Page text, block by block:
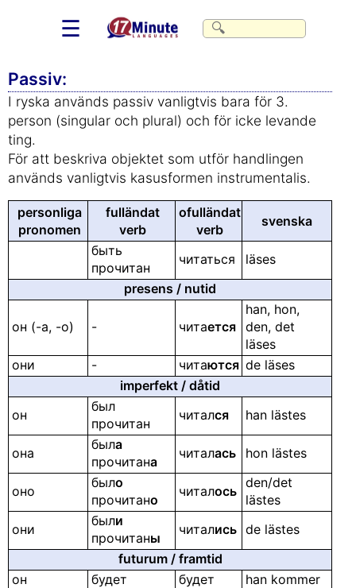
☰
Passiv:
I ryska används passiv vanligtvis bara för 3.
person (singular och plural) och för icke levande
ting.
För att beskriva objektet som utför handlingen
används vanligtvis kasusformen instrumentalis.
personliga
pronomen
fulländat
verb
ofulländat
verb
svenska
быть
прочитан
читаться
läses
presens / nutid
он (-а, -о) - читается
han, hon,
den, det
läses
они
- читаются de läses
imperfekt / dåtid
он
был
прочитан
читался han lästes
она
была
прочитана
читалась hon lästes
оно
было
прочитано
читалось
den/det
lästes
они
были
прочитаны
читались de lästes
futurum / framtid
он
будет
будет
han kommer